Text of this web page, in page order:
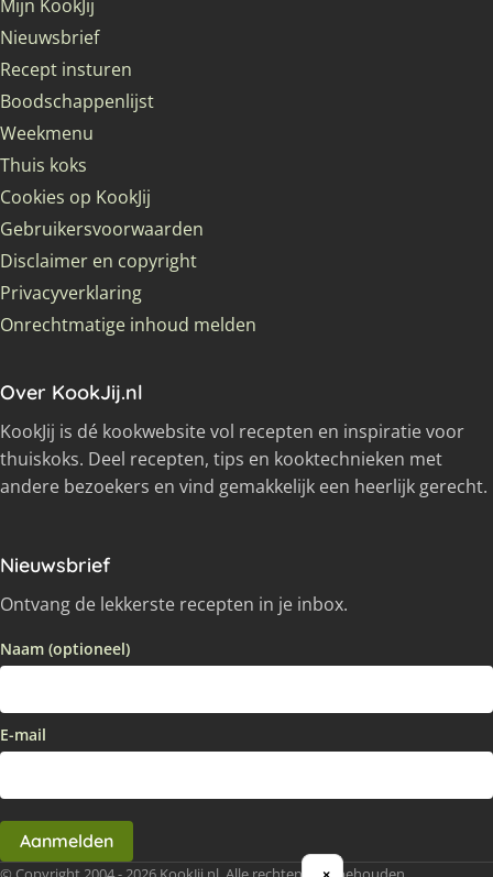
Mijn KookJij
Nieuwsbrief
Recept insturen
Boodschappenlijst
Weekmenu
Thuis koks
Cookies op KookJij
Gebruikersvoorwaarden
Disclaimer en copyright
Privacyverklaring
Onrechtmatige inhoud melden
Over KookJij.nl
KookJij is dé kookwebsite vol recepten en inspiratie voor
thuiskoks. Deel recepten, tips en kooktechnieken met
andere bezoekers en vind gemakkelijk een heerlijk gerecht.
Nieuwsbrief
Ontvang de lekkerste recepten in je inbox.
Naam (optioneel)
E-mail
Aanmelden